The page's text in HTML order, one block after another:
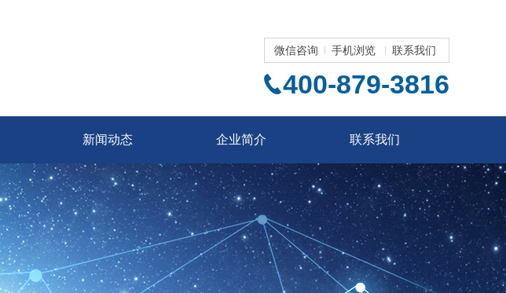
微信咨询 手机浏览 联系我们
400-879-3816
新闻动态 企业简介 联系我们